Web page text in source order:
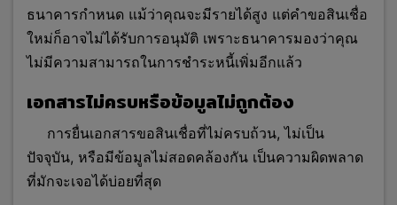
ธนาคารกำหนด แม้ว่าคุณจะมีรายได้สูง แต่คำขอสินเชื่อ
ใหม่ก็อาจไม่ได้รับการอนุมัติ เพราะธนาคารมองว่าคุณ
ไม่มีความสามารถในการชำระหนี้เพิ่มอีกแล้ว
เอกสารไม่ครบหรือข้อมูลไม่ถูกต้อง
การยื่นเอกสารขอสินเชื่อที่ไม่ครบถ้วน, ไม่เป็น
ปัจจุบัน, หรือมีข้อมูลไม่สอดคล้องกัน เป็นความผิดพลาด
ที่มักจะเจอได้บ่อยที่สุด